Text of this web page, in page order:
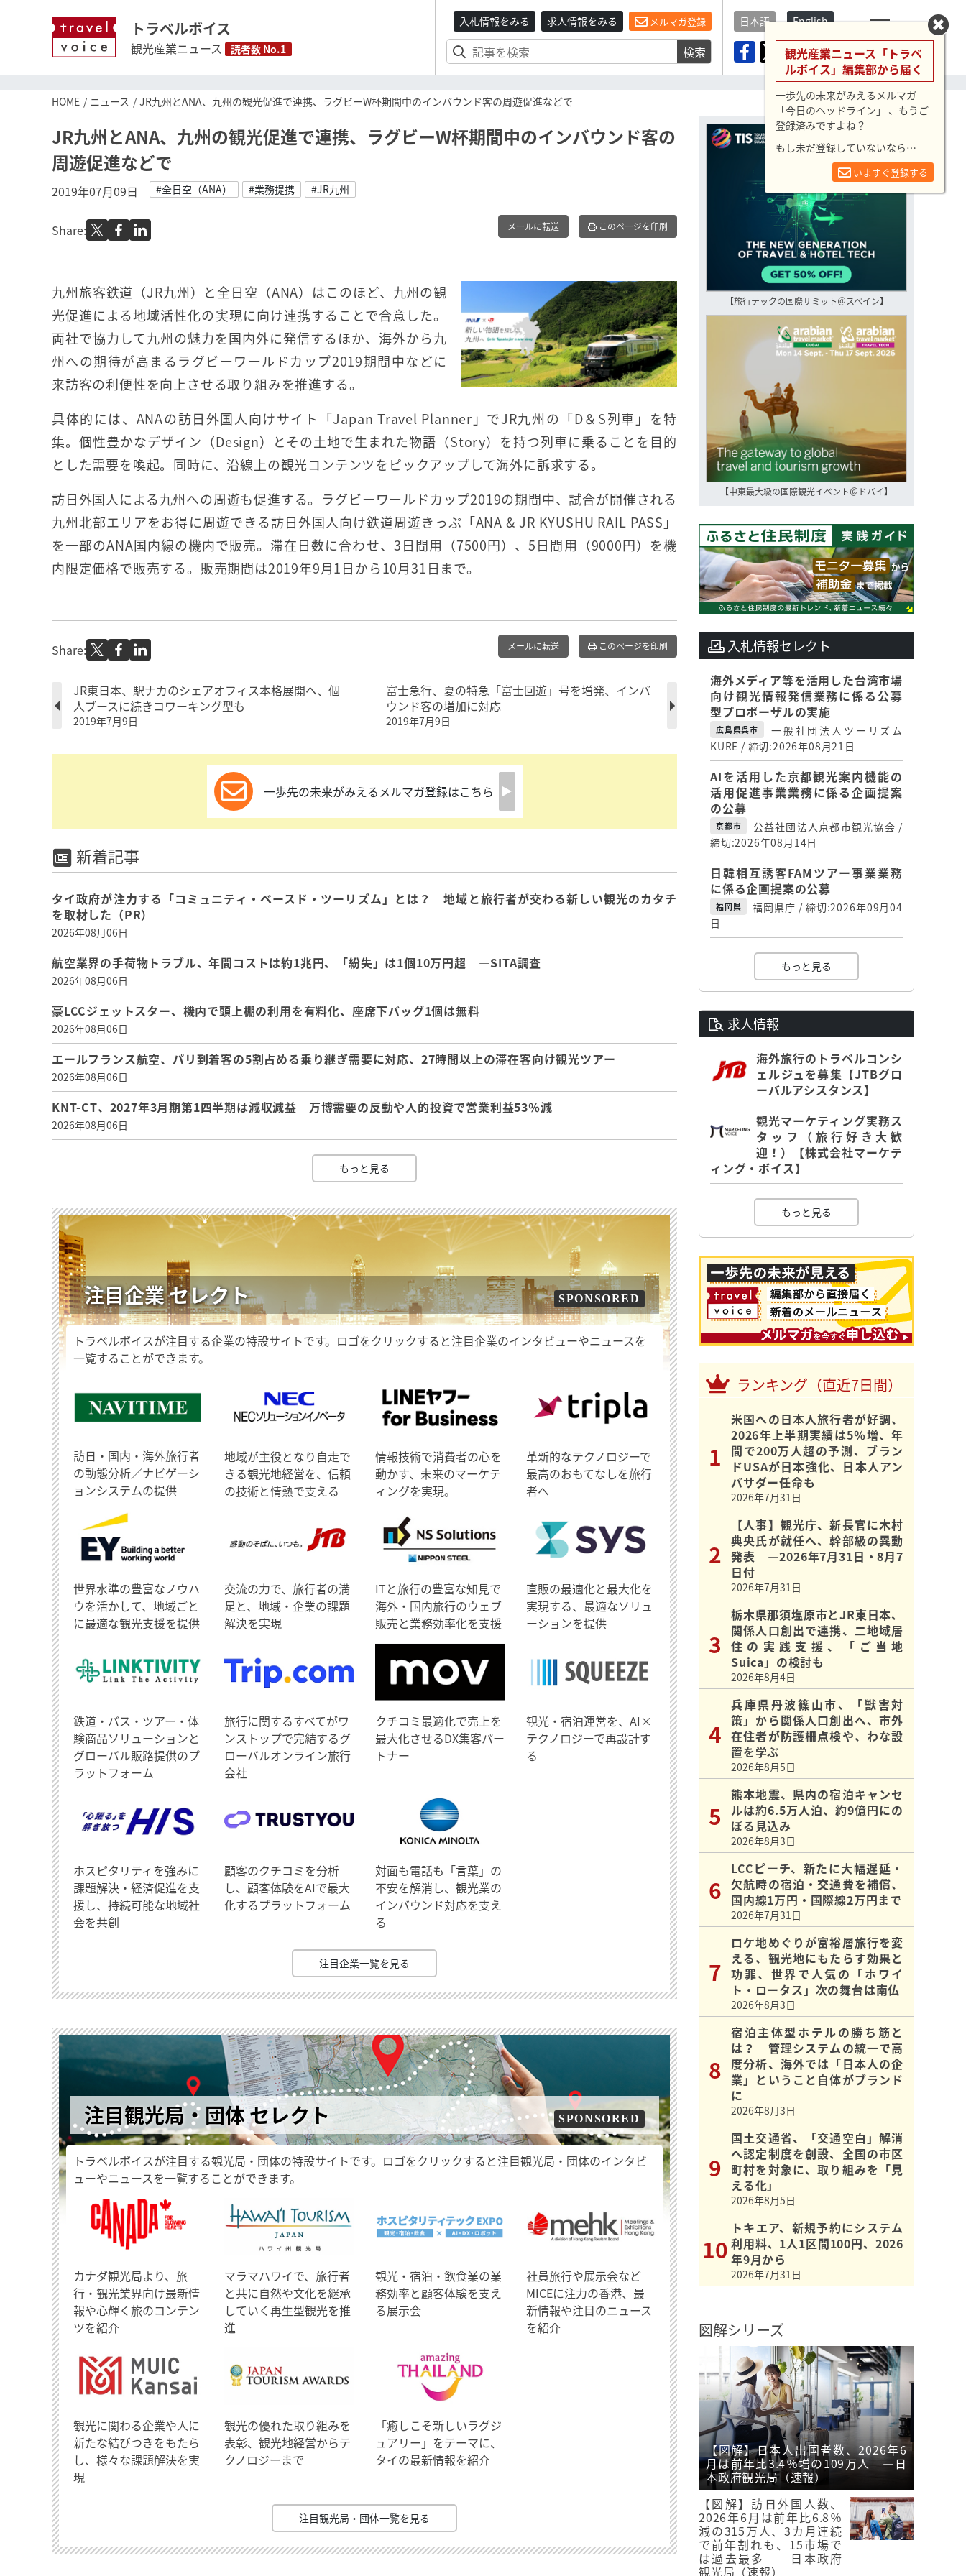
トラベルボイス
観光産業ニュース 読者数 No.1
入札情報をみる 求人情報をみる メルマガ登録
検索
日本語 English
メニュー
HOME ニュース JR九州とANA、九州の観光促進で連携、ラグビーW杯期間中のインバウンド客の周遊促進などで
JR九州とANA、九州の観光促進で連携、ラグビーW杯期間中のインバウンド客の
周遊促進などで
2019年07月09日 #全日空（ANA） #業務提携 #JR九州
Share: メールに転送 このページを印刷
九州旅客鉄道（JR九州）と全日空（ANA）はこのほど、九州の観
光促進による地域活性化の実現に向け連携することで合意した。
両社で協力して九州の魅力を国内外に発信するほか、海外から九
州への期待が高まるラグビーワールドカップ2019期間中などに
来訪客の利便性を向上させる取り組みを推進する。
具体的には、ANAの訪日外国人向けサイト「Japan Travel Planner」でJR九州の「D＆S列車」を特
集。個性豊かなデザイン（Design）とその土地で生まれた物語（Story）を持つ列車に乗ることを目的
とした需要を喚起。同時に、沿線上の観光コンテンツをピックアップして海外に訴求する。
訪日外国人による九州への周遊も促進する。ラグビーワールドカップ2019の期間中、試合が開催される
九州北部エリアをお得に周遊できる訪日外国人向け鉄道周遊きっぷ「ANA & JR KYUSHU RAIL PASS」
を一部のANA国内線の機内で販売。滞在日数に合わせ、3日間用（7500円）、5日間用（9000円）を機
内限定価格で販売する。販売期間は2019年9月1日から10月31日まで。
Share: メールに転送 このページを印刷
JR東日本、駅ナカのシェアオフィス本格展開へ、個
人ブースに続きコワーキング型も
2019年7月9日
富士急行、夏の特急「富士回遊」号を増発、インバ
ウンド客の増加に対応
2019年7月9日
一歩先の未来がみえるメルマガ登録はこちら
新着記事
タイ政府が注力する「コミュニティ・ベースド・ツーリズム」とは？ 地域と旅行者が交わる新しい観光のカタチ
を取材した（PR）
2026年08月06日
航空業界の手荷物トラブル、年間コストは約1兆円、「紛失」は1個10万円超 ―SITA調査
2026年08月06日
豪LCCジェットスター、機内で頭上棚の利用を有料化、座席下バッグ1個は無料
2026年08月06日
エールフランス航空、パリ到着客の5割占める乗り継ぎ需要に対応、27時間以上の滞在客向け観光ツアー
2026年08月06日
KNT-CT、2027年3月期第1四半期は減収減益 万博需要の反動や人的投資で営業利益53％減
2026年08月06日
もっと見る
注目企業 セレクト SPONSORED
トラベルボイスが注目する企業の特設サイトです。ロゴをクリックすると注目企業のインタビューやニュースを
一覧することができます。
訪日・国内・海外旅行者
の動態分析／ナビゲーシ
ョンシステムの提供
地域が主役となり自走で
きる観光地経営を、信頼
の技術と情熱で支える
情報技術で消費者の心を
動かす、未来のマーケテ
ィングを実現。
革新的なテクノロジーで
最高のおもてなしを旅行
者へ
世界水準の豊富なノウハ
ウを活かして、地域ごと
に最適な観光支援を提供
交流の力で、旅行者の満
足と、地域・企業の課題
解決を実現
ITと旅行の豊富な知見で
海外・国内旅行のウェブ
販売と業務効率化を支援
直販の最適化と最大化を
実現する、最適なソリュ
ーションを提供
鉄道・バス・ツアー・体
験商品ソリューションと
グローバル販路提供のプ
ラットフォーム
旅行に関するすべてがワ
ンストップで完結するグ
ローバルオンライン旅行
会社
クチコミ最適化で売上を
最大化させるDX集客パー
トナー
観光・宿泊運営を、AI×
テクノロジーで再設計す
る
ホスピタリティを強みに
課題解決・経済促進を支
援し、持続可能な地域社
会を共創
顧客のクチコミを分析
し、顧客体験をAIで最大
化するプラットフォーム
対面も電話も「言葉」の
不安を解消し、観光業の
インバウンド対応を支え
る
注目企業一覧を見る
注目観光局・団体 セレクト SPONSORED
トラベルボイスが注目する観光局・団体の特設サイトです。ロゴをクリックすると注目観光局・団体のインタビ
ューやニュースを一覧することができます。
​カナダ観光局より、旅
行・観光業界向け最新情
報や心輝く旅のコンテン
ツを紹介
マラマハワイで、旅行者
と共に自然や文化を継承
していく再生型観光を推
進
観光・宿泊・飲食業の業
務効率と顧客体験を支え
る展示会
社員旅行や展示会など
MICEに注力の香港、最
新情報や注目のニュース
を紹介
観光に関わる企業や人に
新たな結びつきをもたら
し、様々な課題解決を実
現
観光の優れた取り組みを
表彰、観光地経営からテ
クノロジーまで
「癒しこそ新しいラグジ
ュアリー」をテーマに、
タイの最新情報を紹介
注目観光局・団体一覧を見る
【旅行テックの国際サミット＠スペイン】
【中東最大級の国際観光イベント＠ドバイ】
入札情報セレクト
海外メディア等を活用した台湾市場
向け観光情報発信業務に係る公募
型プロポーザルの実施
広島県呉市
一般社団法人ツーリズム
KURE / 締切:2026年08月21日
AIを活用した京都観光案内機能の
活用促進事業業務に係る企画提案
の公募
京都市
公益社団法人京都市観光協会 /
締切:2026年08月14日
日韓相互誘客FAMツアー事業業務
に係る企画提案の公募
福岡県
福岡県庁 / 締切:2026年09月04
日
もっと見る
求人情報
海外旅行のトラベルコンシ
ェルジュを募集【JTBグロ
ーバルアシスタンス】
観光マーケティング実務ス
タッフ（旅行好き大歓
迎！）【株式会社マーケテ
ィング・ボイス】
もっと見る
ランキング（直近7日間）
米国への日本人旅行者が好調、
2026年上半期実績は5％増、年
間で200万人超の予測、ブラン
ドUSAが日本強化、日本人アン
バサダー任命も
2026年7月31日
【人事】観光庁、新長官に木村
典央氏が就任へ、幹部級の異動
発表 ―2026年7月31日・8月7
日付
2026年7月31日
栃木県那須塩原市とJR東日本、
関係人口創出で連携、二地域居
住の実践支援、「ご当地
Suica」の検討も
2026年8月4日
兵庫県丹波篠山市、「獣害対
策」から関係人口創出へ、市外
在住者が防護柵点検や、わな設
置を学ぶ
2026年8月5日
熊本地震、県内の宿泊キャンセ
ルは約6.5万人泊、約9億円にの
ぼる見込み
2026年8月3日
LCCピーチ、新たに大幅遅延・
欠航時の宿泊・交通費を補償、
国内線1万円・国際線2万円まで
2026年7月31日
ロケ地めぐりが富裕層旅行を変
える、観光地にもたらす効果と
功罪、世界で人気の「ホワイ
ト・ロータス」次の舞台は南仏
2026年8月3日
宿泊主体型ホテルの勝ち筋と
は？ 管理システムの統一で高
度分析、海外では「日本人の企
業」ということ自体がブランド
に
2026年8月3日
国土交通省、「交通空白」解消
へ認定制度を創設、全国の市区
町村を対象に、取り組みを「見
える化」
2026年8月5日
トキエア、新規予約にシステム
利用料、1人1区間100円、2026
年9月から
2026年7月31日
図解シリーズ
【図解】日本人出国者数、2026年6
月は前年比3.4％増の109万人 ―日
本政府観光局（速報）
【図解】訪日外国人数、
2026年6月は前年比6.8％
減の315万人、3カ月連続
で前年割れも、15市場で
は過去最多 ―日本政府
観光局（速報）
観光産業ニュース「トラベ
ルボイス」編集部から届く
一歩先の未来がみえるメルマガ
「今日のヘッドライン」 、もうご
登録済みですよね？
もし未だ登録していないなら…
いますぐ登録する